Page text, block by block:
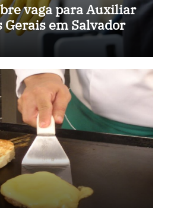
vaga para Auxiliar
Gerais em Salvador